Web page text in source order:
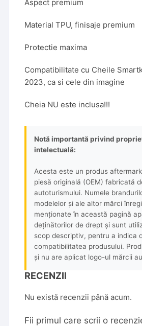
Aspect premium
Material TPU, finisaje premium
Protectie maxima
Compatibilitate cu Cheile
2023, ca si cele din imagine
Cheia NU este inclusa!!!
Notă importantă privind
intelectuală:
Acesta este un produs
piesă originală (OEM) fabricată
autoturismului. Numele
modelelor și ale altor mărci
menționate în această pagină
deținătorilor de drept și sunt
scop descriptiv, pentru a indica
compatibilitatea produsului.
și nu are aplicat logo-ul mărcii
RECENZII
Nu există recenzii până acum.
Fii primul care scrii o